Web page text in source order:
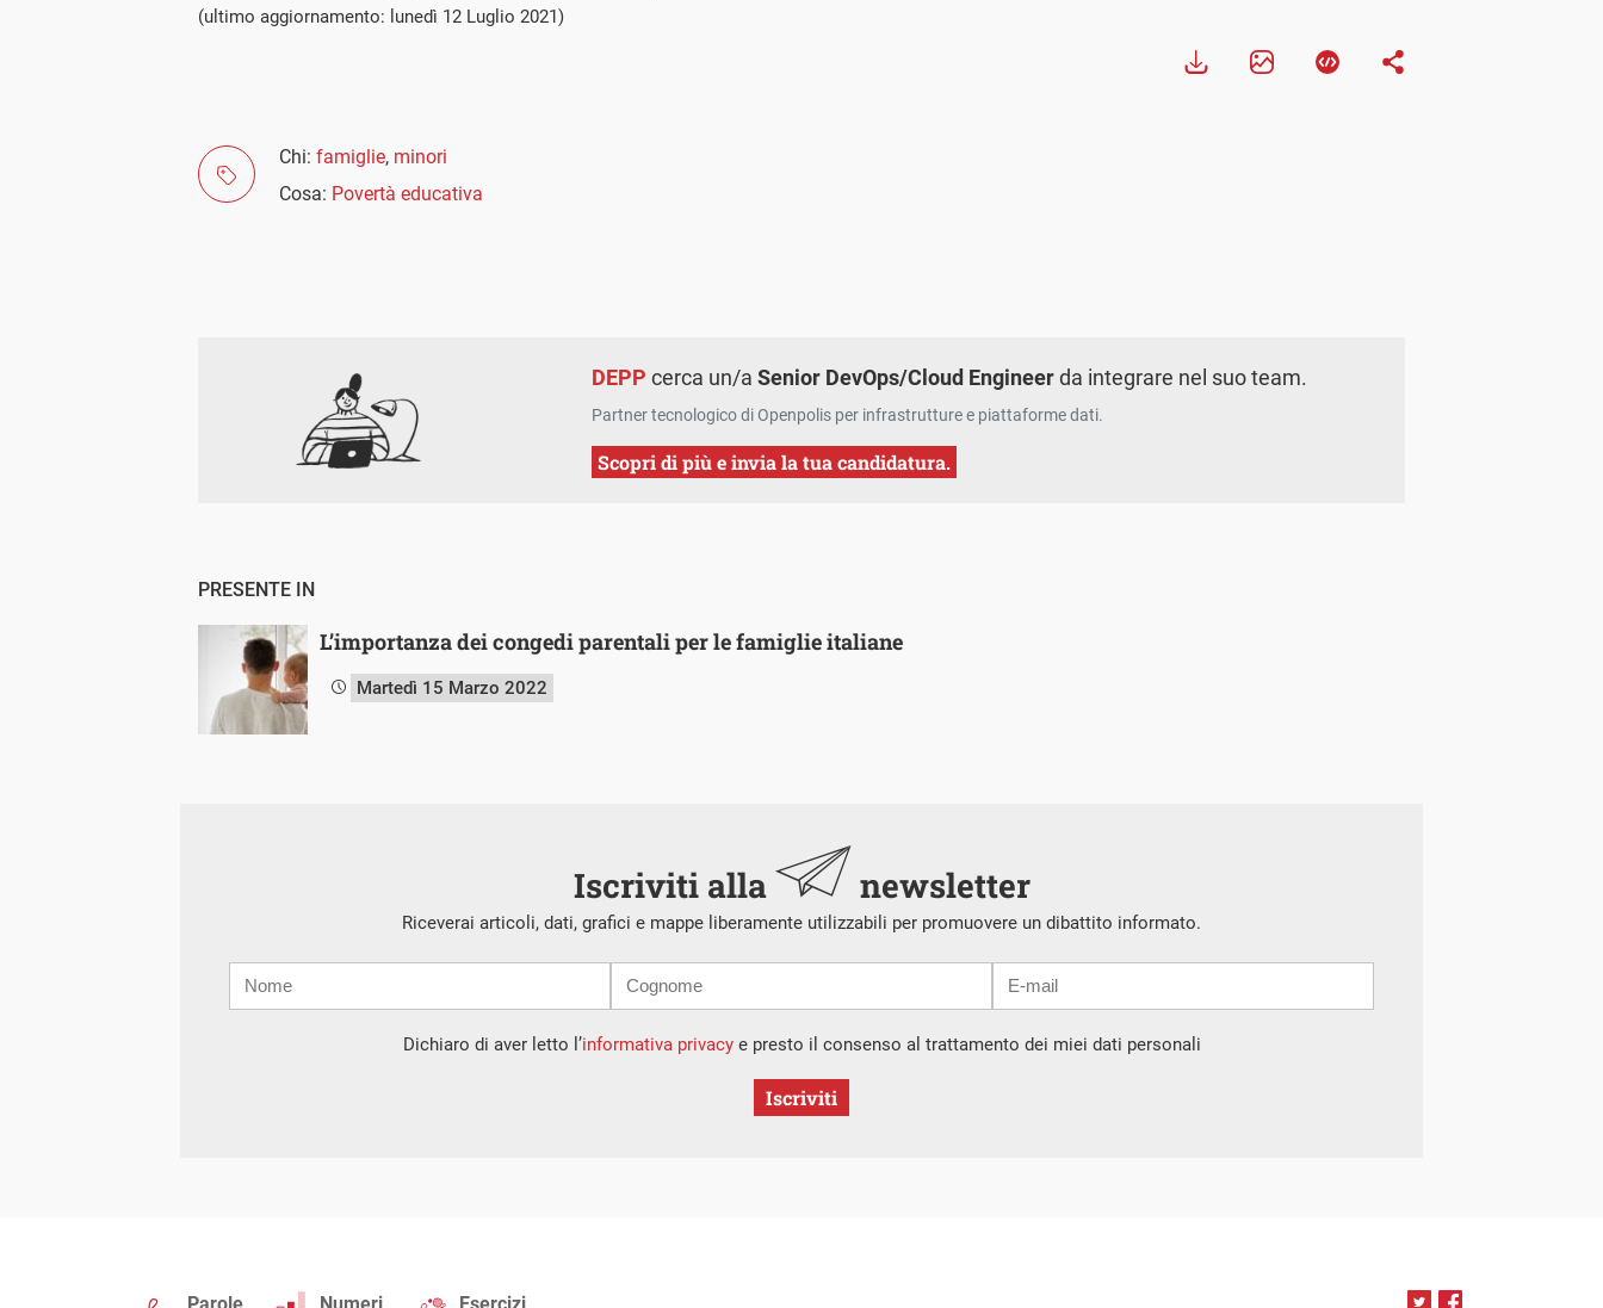
(ultimo aggiornamento: lunedì 12 Luglio 2021)
Chi: famiglie, minori
Cosa: Povertà educativa
DEPP cerca un/aSenior DevOps/Cloud Engineerda integrare nel suo team.
Partner tecnologico di Openpolis per infrastrutture e piattaforme dati.
Scopri di più e invia la tua candidatura.
PRESENTE IN
L’importanza dei congedi parentali per le famiglie italiane
Martedì 15 Marzo 2022
Iscriviti alla newsletter
Riceverai articoli, dati, grafici e mappe liberamente utilizzabili per promuovere un dibattito informato.
mail
Dichiaro di aver letto l’informativa privacye presto il consenso al trattamento dei miei dati personali
Iscriviti